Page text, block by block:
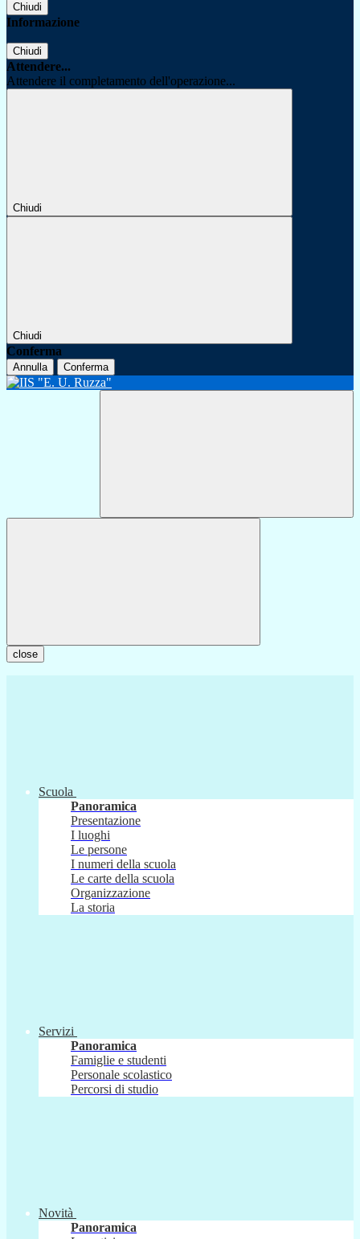
Chiudi
Informazione
Chiudi
Attendere...
Attendere il completamento dell'operazione...
Chiudi
Chiudi
Conferma
Annulla Conferma
close
Scuola
Panoramica
Presentazione
I luoghi
Le persone
I numeri della scuola
Le carte della scuola
Organizzazione
La storia
Servizi
Panoramica
Famiglie e studenti
Personale scolastico
Percorsi di studio
Novità
Panoramica